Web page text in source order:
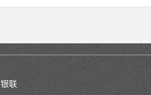
银联